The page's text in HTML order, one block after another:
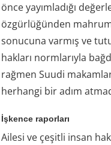
önce yayımladığı
özgürlüğünden mahrum
sonucuna varmış ve
hakları normlarıyla
rağmen Suudi
herhangi bir adım
İşkence raporları
Ailesi ve çeşitli insan